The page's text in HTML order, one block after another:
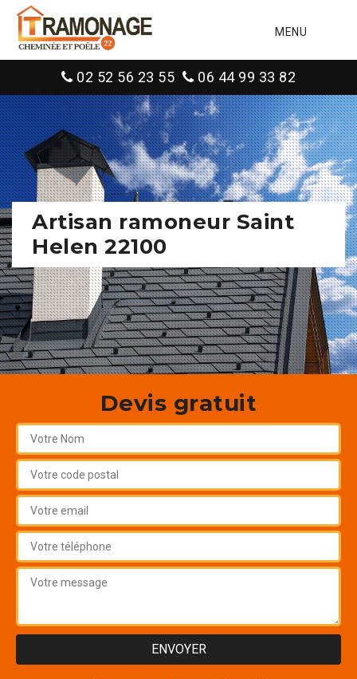
MENU
02 52 56 23 55 06 44 99 33 82
Artisan ramoneur Saint
Helen 22100
Devis gratuit